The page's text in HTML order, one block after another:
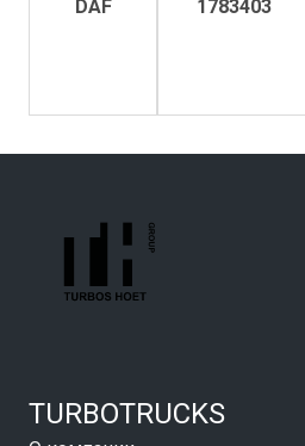
DAF 1783403
TURBOTRUCKS